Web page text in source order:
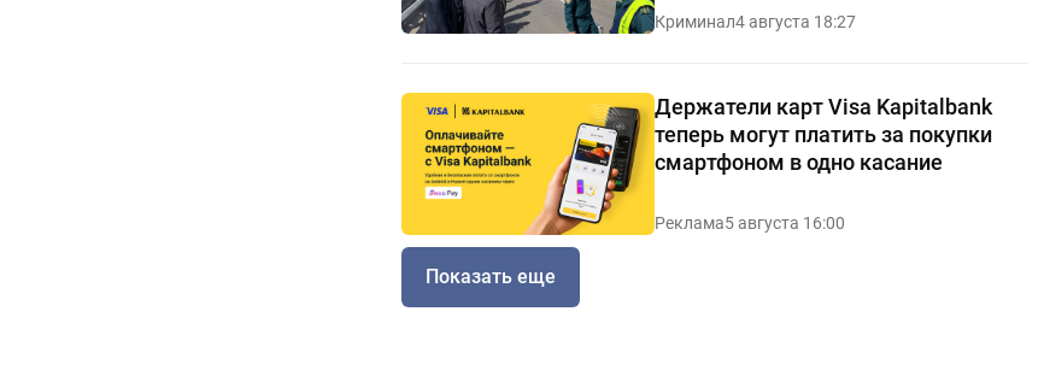
Криминал4 августа 18:27
Держатели карт Visa Kapitalbank
теперь могут платить за покупки
смартфоном в одно касание
Реклама5 августа 16:00
Показать еще